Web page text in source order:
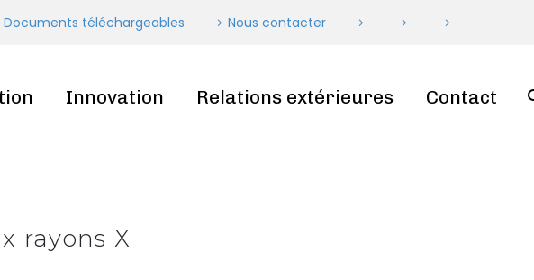
Documents téléchargeables Nous contacter
Innovation Relations extérieures Contact
rayons X